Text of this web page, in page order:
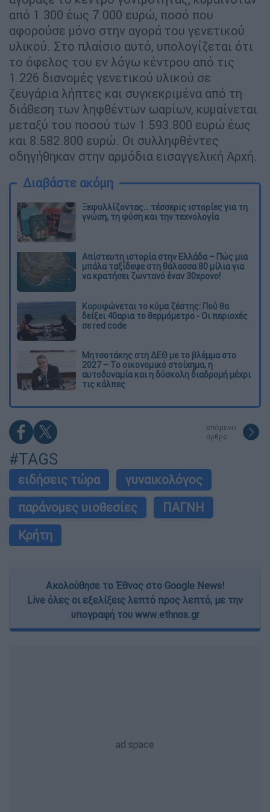
από 1.300 έως 7.000 ευρώ, ποσό που
αφορούσε μόνο στην αγορά του γενετικού
υλικού. Στο πλαίσιο αυτό, υπολογίζεται ότι
το όφελος του εν λόγω κέντρου από τις
1.226 διανομές γενετικού υλικού σε
ζευγάρια λήπτες και συγκεκριμένα από τη
διάθεση των ληφθέντων ωαρίων, κυμαίνεται
μεταξύ του ποσού των 1.593.800 ευρώ έως
και 8.582.800 ευρώ. Οι συλληφθέντες
οδηγήθηκαν στην αρμόδια εισαγγελική Αρχή.
Διαβάστε ακόμη
Ξεφυλλίζοντας... τέσσερις ιστορίες για τη
γνώση, τη φύση και την τεχνολογία
Απίστευτη ιστορία στην Ελλάδα – Πώς μια
μπάλα ταξίδεψε στη θάλασσα 80 μίλια για
να κρατήσει ζωντανό έναν 30χρονο!
Κορυφώνεται το κύμα ζέστης: Πού θα
δείξει 40αρια το θερμόμετρο - Οι περιοχές
σε red code
Μητσοτάκης στη ΔΕΘ με το βλέμμα στο
2027 – Το οικονομικό στοίχημα, η
αυτοδυναμία και η δύσκολη διαδρομή μέχρι
τις κάλπες
επόμενο
άρθρο
#TAGS
ειδήσεις τώρα
γυναικολόγος
παράνομες υιοθεσίες
ΠΑΓΝΗ
Κρήτη
Ακολούθησε το Έθνος στο Google News!
Live όλες οι εξελίξεις λεπτό προς λεπτό, με την
υπογραφή του www.ethnos.gr